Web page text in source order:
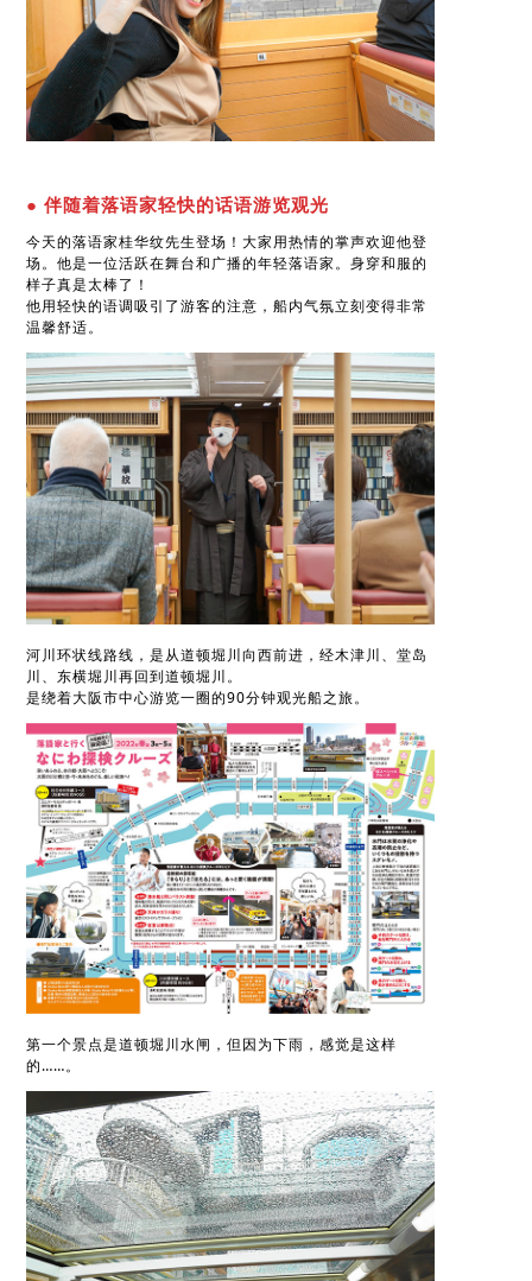
● 伴随着落语家轻快的话语游览观光
今天的落语家桂华纹先生登场！大家用热情的掌声欢迎他登
场。他是一位活跃在舞台和广播的年轻落语家。身穿和服的
样子真是太棒了！
他用轻快的语调吸引了游客的注意，船内气氛立刻变得非常
温馨舒适。
河川环状线路线，是从道顿堀川向西前进，经木津川、堂岛
川、东横堀川再回到道顿堀川。
是绕着大阪市中心游览一圈的90分钟观光船之旅。
第一个景点是道顿堀川水闸，但因为下雨，感觉是这样
的……。